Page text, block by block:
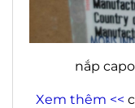
nắp
Xem thêm <<